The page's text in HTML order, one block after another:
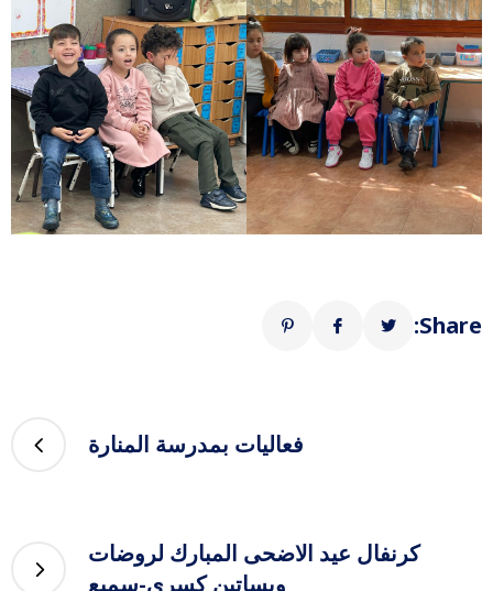
Share:
فعاليات بمدرسة المنارة
كرنفال عيد الاضحى المبارك لروضات
وبساتين كسرى-سميع